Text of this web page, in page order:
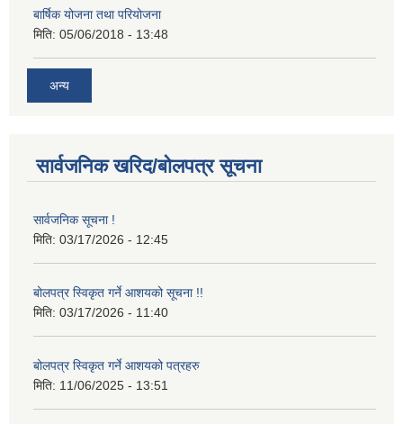
बार्षिक योजना तथा परियोजना
मिति: 05/06/2018 - 13:48
अन्य
सार्वजनिक खरिद/बोलपत्र सूचना
सार्वजनिक सूचना !
मिति: 03/17/2026 - 12:45
बोलपत्र स्विकृत गर्ने आशयको सूचना !!
मिति: 03/17/2026 - 11:40
बोलपत्र स्विकृत गर्ने आशयको पत्रहरु
मिति: 11/06/2025 - 13:51